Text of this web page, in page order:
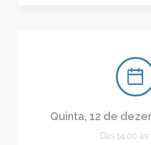
Quinta, 12 de
Das 14:00 às